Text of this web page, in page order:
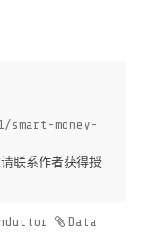
money-
联系作者获得授
Data